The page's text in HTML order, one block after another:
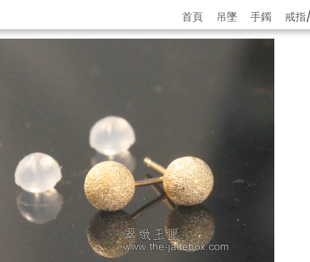
首頁 吊墜 手鐲 戒指